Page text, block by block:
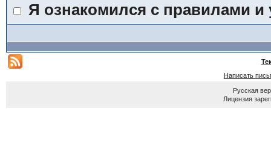
Я ознакомился с правилами
Написать
Русская
Лицензия